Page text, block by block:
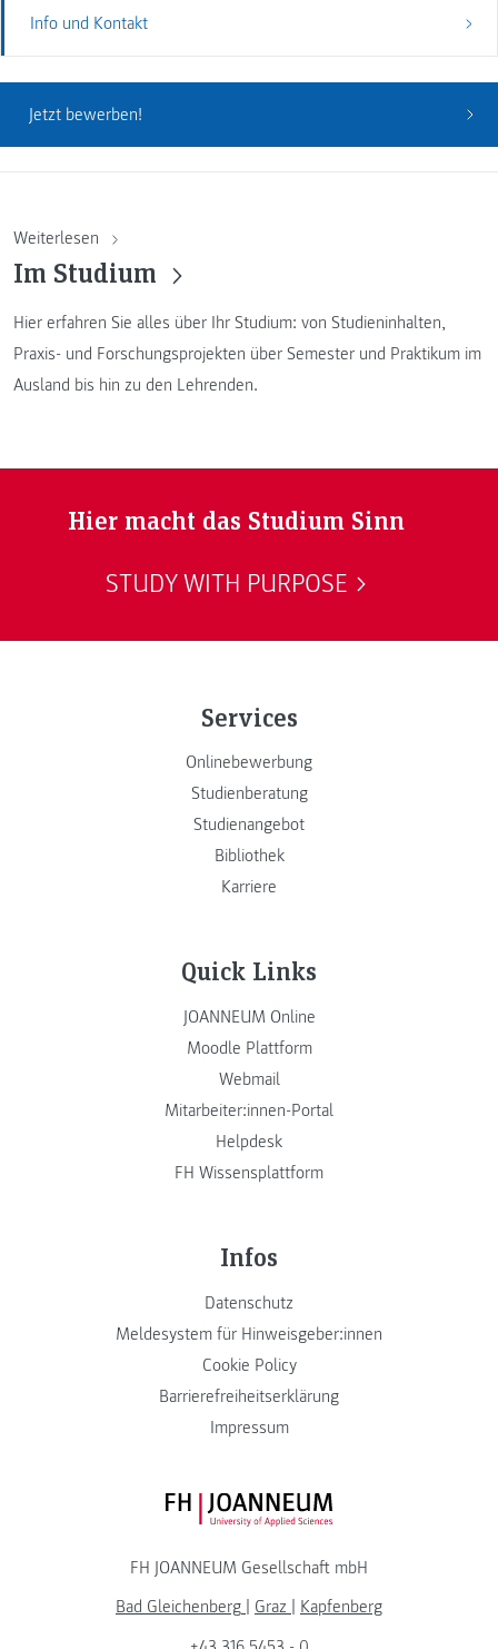
Info und Kontakt
Jetzt bewerben!
Weiterlesen
Im Studium
Hier erfahren Sie alles über Ihr Studium: von Studieninhalten,
Praxis- und Forschungsprojekten über Semester und Praktikum im
Ausland bis hin zu den Lehrenden.
Hier macht das Studium Sinn
STUDY WITH PURPOSE
Services
Onlinebewerbung
Studienberatung
Studienangebot
Bibliothek
Karriere
Quick Links
JOANNEUM Online
Moodle Plattform
Webmail
Mitarbeiter:innen-Portal
Helpdesk
FH Wissensplattform
Infos
Datenschutz
Meldesystem für Hinweisgeber:innen
Cookie Policy
Barrierefreiheitserklärung
Impressum
FH JOANNEUM Logo
FH JOANNEUM Gesellschaft mbH
Bad Gleichenberg
Graz
Kapfenberg